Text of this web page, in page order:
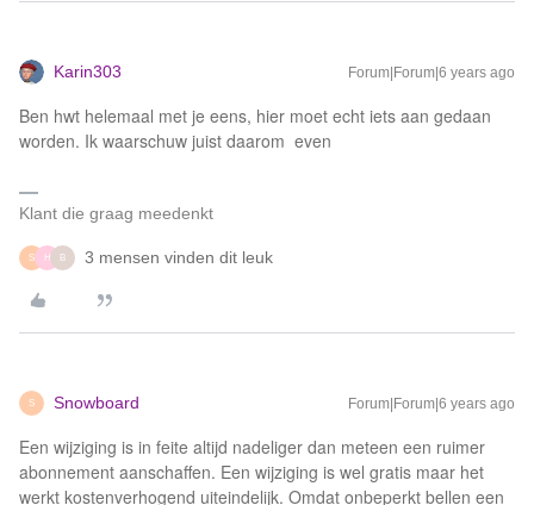
Karin303 Forum|Forum|6 years ago
Ben hwt helemaal met je eens, hier moet echt iets aan gedaan
worden. Ik waarschuw juist daarom even
Klant die graag meedenkt
S H B 3 mensen vinden dit leuk
S Snowboard Forum|Forum|6 years ago
Een wijziging is in feite altijd nadeliger dan meteen een ruimer
abonnement aanschaffen. Een wijziging is wel gratis maar het
werkt kostenverhogend uiteindelijk. Omdat onbeperkt bellen een